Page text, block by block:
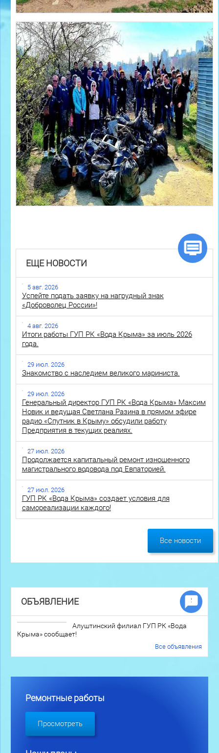
ЕЩЕ НОВОСТИ
5 авг. 2026
Успейте подать заявку на нагрудный знак
«Доброволец России»!
4 авг. 2026
Итоги работы ГУП РК «Вода Крыма» за июль 2026
года.
29 июл. 2026
Знакомство с наследием великого мариниста.
29 июл. 2026
Генеральный директор ГУП РК «Вода Крыма» Максим
Новик и ведущая Светлана Разина в прямом эфире
радио «Спутник в Крыму» обсудили работу
Предприятия в текущих реалиях.
27 июл. 2026
Продолжается капитальный ремонт изношенного
магистрального водовода под Евпаторией.
27 июл. 2026
ГУП РК «Вода Крыма» создает условия для
самореализации каждого!
Все новости
ОБЪЯВЛЕНИЕ
Алуштинский филиал ГУП РК «Вода
Крыма» сообщает!
Все объявления
Ремонтные работы
Просмотреть